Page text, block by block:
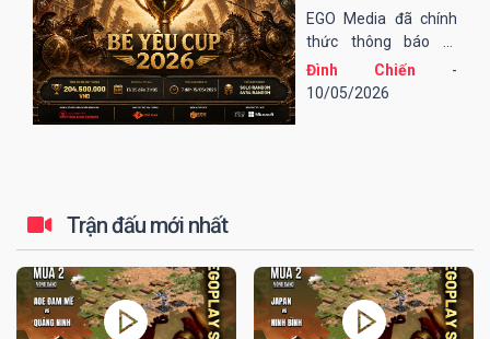
bán kết và chung...
Yêu Cup 2026
EGO Media đã chính
thức thông báo tổ
chức giải đấu AoE Bé
Yêu Cup 2026 (lần
Đình Chiến -
10/05/2026
Trận đấu mới nhất